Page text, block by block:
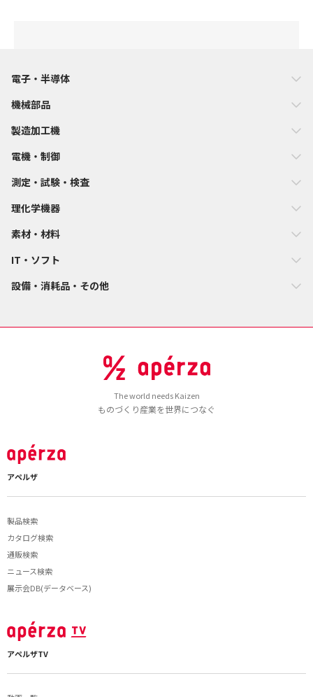
電子・半導体
機械部品
製造加工機
電機・制御
測定・試験・検査
理化学機器
素材・材料
IT・ソフト
設備・消耗品・その他
The world needs Kaizen
ものづくり産業を世界につなぐ
アペルザ
製品検索
カタログ検索
通販検索
ニュース検索
展示会DB(データベース)
アペルザTV